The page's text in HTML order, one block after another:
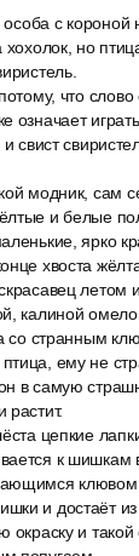
особа с
хохолок, но
что слово
означает
и свист
модник, сам
и белые
ярко
хвоста
калиной
со странным
ему не
в самую
растит.
цепкие
к шишкам
клювом
и достаёт из
окраску и